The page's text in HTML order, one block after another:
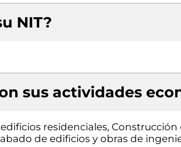
NIT?
sus actividades
residenciales,
de edificios y obras de